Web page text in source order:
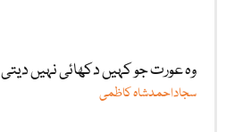
وہ عورت جو کہیں دکھائی نہیں دیتی
سجاداحمدشاہ کاظمی